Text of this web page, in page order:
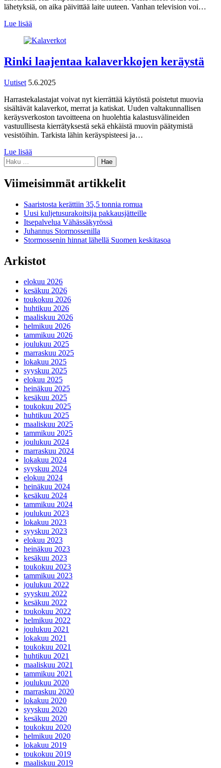
lähetyksiä, on aika päivittää laite uuteen. Vanhan television voi…
Lue lisää
Rinki laajentaa kalaverkkojen keräystä
Uutiset 5.6.2025
Harrastekalastajat voivat nyt kierrättää käytöstä poistetut muovia
sisältävät kalaverkot, merrat ja katiskat. Uuden valtakunnallisen
keräysverkoston tavoitteena on huolehtia kalastusvälineiden
vastuullisesta kierrätyksestä sekä ehkäistä muovin päätymistä
vesistöihin. Tarkista lähin keräyspisteesi ja…
Lue lisää
Haku:
Viimeisimmät artikkelit
Saaristosta kerättiin 35,5 tonnia romua
Uusi kuljetusurakoitsija pakkausjätteille
Itsepalvelua Vähässäkyrössä
Juhannus Stormossenilla
Stormossenin hinnat lähellä Suomen keskitasoa
Arkistot
elokuu 2026
kesäkuu 2026
toukokuu 2026
huhtikuu 2026
maaliskuu 2026
helmikuu 2026
tammikuu 2026
joulukuu 2025
marraskuu 2025
lokakuu 2025
syyskuu 2025
elokuu 2025
heinäkuu 2025
kesäkuu 2025
toukokuu 2025
huhtikuu 2025
maaliskuu 2025
tammikuu 2025
joulukuu 2024
marraskuu 2024
lokakuu 2024
syyskuu 2024
elokuu 2024
heinäkuu 2024
kesäkuu 2024
tammikuu 2024
joulukuu 2023
lokakuu 2023
syyskuu 2023
elokuu 2023
heinäkuu 2023
kesäkuu 2023
toukokuu 2023
tammikuu 2023
joulukuu 2022
syyskuu 2022
kesäkuu 2022
toukokuu 2022
helmikuu 2022
joulukuu 2021
lokakuu 2021
toukokuu 2021
huhtikuu 2021
maaliskuu 2021
tammikuu 2021
joulukuu 2020
marraskuu 2020
lokakuu 2020
syyskuu 2020
kesäkuu 2020
toukokuu 2020
helmikuu 2020
lokakuu 2019
toukokuu 2019
maaliskuu 2019